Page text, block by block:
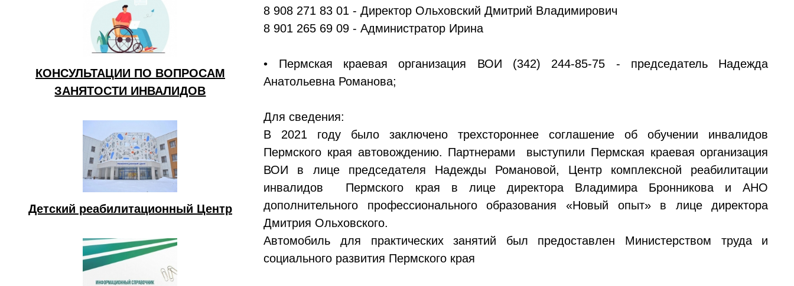
8 908 271 83 01 - Директор Ольховский Дмитрий Владимирович
8 901 265 69 09 - Администратор Ирина
• Пермская краевая организация ВОИ (342) 244-85-75 - председатель Надежда
Анатольевна Романова;
Для сведения:
В 2021 году было заключено трехстороннее соглашение об обучении инвалидов
Пермского края автовождению. Партнерами выступили Пермская краевая организация
ВОИ в лице председателя Надежды Романовой, Центр комплексной реабилитации
инвалидов Пермского края в лице директора Владимира Бронникова и АНО
дополнительного профессионального образования «Новый опыт» в лице директора
Дмитрия Ольховского.
Автомобиль для практических занятий был предоставлен Министерством труда и
социального развития Пермского края
КОНСУЛЬТАЦИИ ПО ВОПРОСАМ
ЗАНЯТОСТИ ИНВАЛИДОВ
Детский реабилитационный Центр